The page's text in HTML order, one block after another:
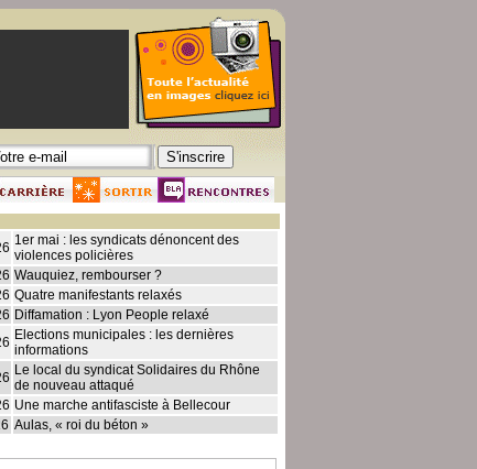
1er mai : les syndicats dénoncent des
violences policières
Wauquiez, rembourser ?
Quatre manifestants relaxés
Diffamation : Lyon People relaxé
Elections municipales : les dernières
informations
Le local du syndicat Solidaires du Rhône
de nouveau attaqué
Une marche antifasciste à Bellecour
Aulas, « roi du béton »